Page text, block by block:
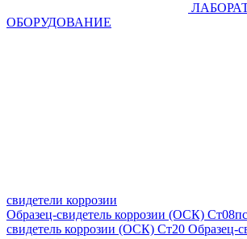
ОБОРУДОВАНИЕ
свидетели коррозии
Образец-свидетель коррозии (ОСК) Ст08пс
свидетель коррозии (ОСК) Ст20 Образец-